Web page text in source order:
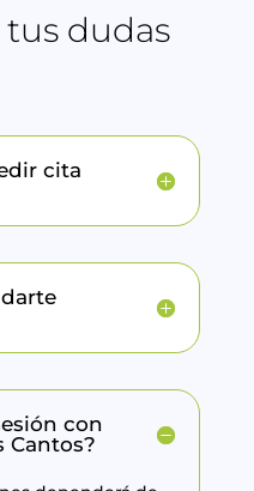
tus dudas
cita
con
Cantos?